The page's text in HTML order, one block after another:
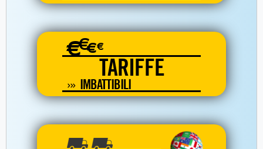
€€€€
TARIFFE
IMBATTIBILI